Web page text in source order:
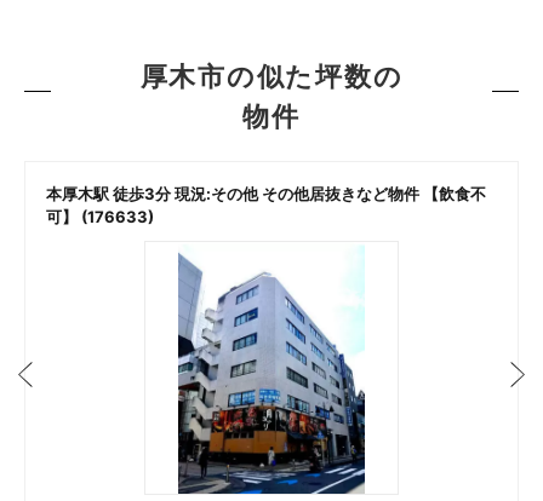
厚木市の似た坪数の
物件
本厚木駅 徒歩3分 現況:その他 その他居抜きなど物件 【飲食不
可】 (176633)